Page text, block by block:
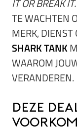
IT OR BREAK IT.
TE WACHTEN
MERK, DIENST
SHARK TANK
WAAROM
VERANDEREN.
Deze